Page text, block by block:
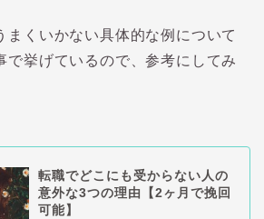
まくいかない具体的な例について
で挙げているので、参考にしてみ
転職でどこにも受からない人の
意外な3つの理由【2ヶ月で挽回
可能】